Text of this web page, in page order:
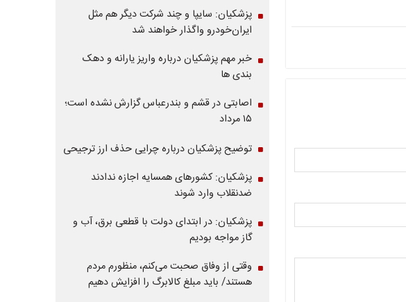
پزشکیان: سایپا و چند شرکت دیگر هم مثل
ایران‌خودرو واگذار خواهند شد
خبر مهم پزشکیان درباره واریز یارانه و دهک
بندی ها
اصابتی در قشم و بندرعباس گزارش نشده است؛
۱۵ مرداد
توضیح پزشکیان درباره چرایی حذف ارز ترجیحی
پزشکیان: کشورهای همسایه اجازه ندادند
ضدنقلاب وارد شوند
پزشکیان: در ابتدای دولت با قطعی برق، آب و
گاز مواجه بودیم
وقتی از وفاق صحبت می‌کنم، منظورم مردم
هستند/ باید مبلغ کالابرگ را افزایش دهیم